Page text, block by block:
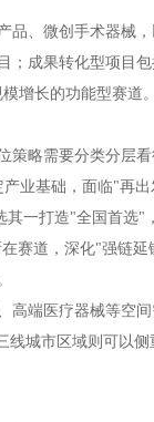
、微创手术器械
；成果转化型项目
增长的功能型赛道。
略需要分类分层看
业基础，面临"再
一打造"全国首选"
赛道，深化"强链
高端医疗器械等空
城市区域则可以